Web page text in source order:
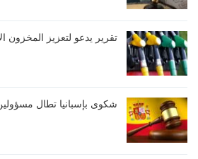
تقرير يدعو لتعزيز المخزون
شكوى بإسبانيا تطال